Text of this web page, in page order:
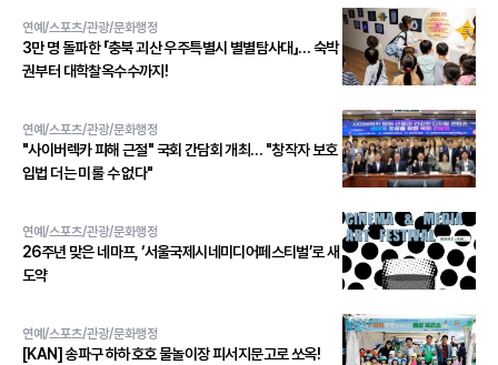
연예/스포츠/관광/문화행정
3만 명 돌파한 「충북 괴산 우주특별시 별별탐사대」… 숙박
권부터 대학찰옥수수까지!
연예/스포츠/관광/문화행정
"사이버렉카 피해 근절" 국회 간담회 개최… "창작자 보호
입법 더는 미룰 수 없다"
연예/스포츠/관광/문화행정
26주년 맞은 네마프, ‘서울국제시네미디어페스티벌’로 새
도약
연예/스포츠/관광/문화행정
[KAN] 송파구 하하호호 물놀이장 피서지문고로 쏘옥!